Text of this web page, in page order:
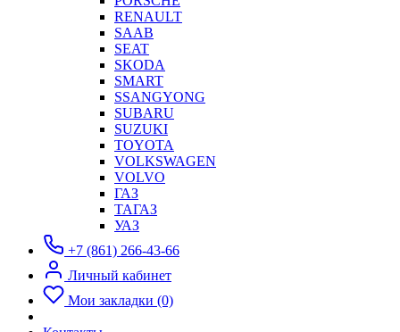
RENAULT
SAAB
SEAT
SKODA
SMART
SSANGYONG
SUBARU
SUZUKI
TOYOTA
VOLKSWAGEN
VOLVO
ГАЗ
ТАГАЗ
УАЗ
+7 (861) 266-43-66
Личный кабинет
Мои закладки (0)